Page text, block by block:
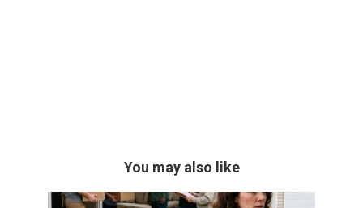
You may also like